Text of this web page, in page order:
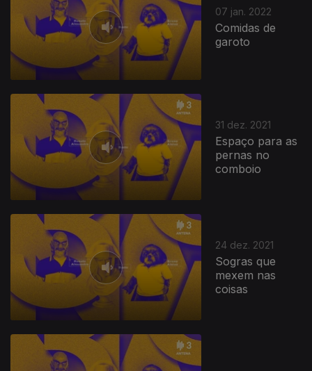
07 jan. 2022
Comidas de
garoto
31 dez. 2021
Espaço para as
pernas no
comboio
24 dez. 2021
Sogras que
mexem nas
coisas